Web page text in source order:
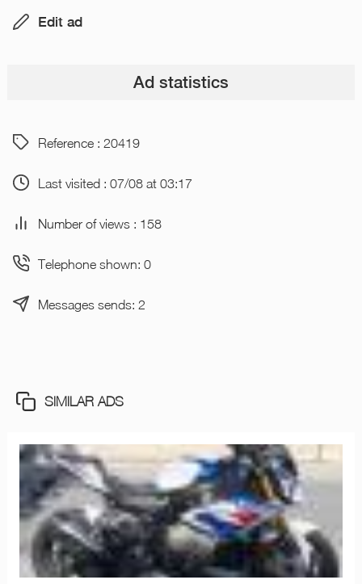
Edit ad
Ad statistics
Reference : 20419
Last visited : 07/08 at 03:17
Number of views : 158
Telephone shown: 0
Messages sends: 2
SIMILAR ADS